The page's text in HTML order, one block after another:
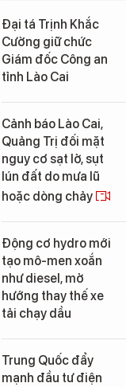
Đại tá Trịnh Khắc
Cường giữ chức
Giám đốc Công an
tỉnh Lào Cai
Cảnh báo Lào Cai,
Quảng Trị đối mặt
nguy cơ sạt lở, sụt
lún đất do mưa lũ
hoặc dòng chảy
Động cơ hydro mới
tạo mô-men xoắn
như diesel, mở
hướng thay thế xe
tải chạy dầu
Trung Quốc đẩy
mạnh đầu tư điện